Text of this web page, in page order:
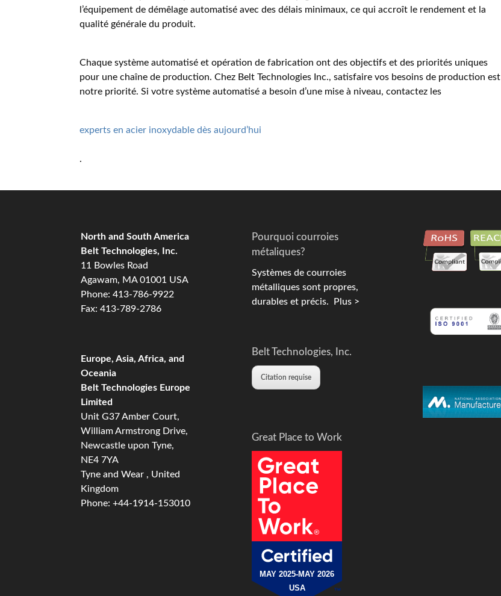
l’équipement de démêlage automatisé avec des délais minimaux, ce qui accroît le rendement et la
qualité générale du produit.
Chaque système automatisé et opération de fabrication ont des objectifs et des priorités uniques
pour une chaîne de production. Chez Belt Technologies Inc., satisfaire vos besoins de production est
notre priorité. Si votre système automatisé a besoin d’une mise à niveau, contactez les
experts en acier inoxydable dès aujourd’hui
.
North and South America
Belt Technologies, Inc.
11 Bowles Road
Agawam, MA 01001 USA
Phone: 413-786-9922
Fax: 413-789-2786
Europe, Asia, Africa, and
Oceania
Belt Technologies Europe
Limited
Unit G37 Amber Court,
William Armstrong Drive,
Newcastle upon Tyne,
NE4 7YA
Tyne and Wear , United
Kingdom
Phone: +44-1914-153010
Pourquoi courroies
métaliques?
Systèmes de courroies
métalliques sont propres,
durables et précis. Plus >
Belt Technologies, Inc.
Citation requise
Great Place to Work
MAY 2025-MAY 2026
USA